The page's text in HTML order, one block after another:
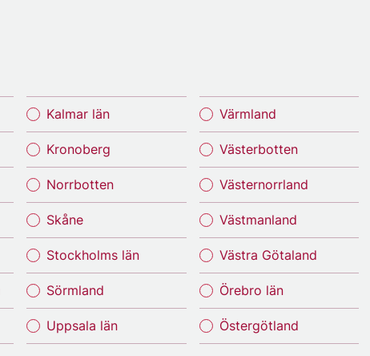
Kalmar län
Kronoberg
Norrbotten
Skåne
Stockholms län
Sörmland
Uppsala län
Värmland
Västerbotten
Västernorrland
Västmanland
Västra Götaland
Örebro län
Östergötland